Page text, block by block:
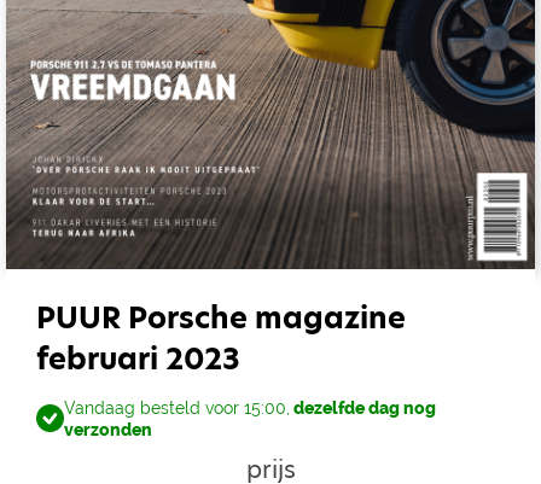
PUUR Porsche magazine
februari 2023
Vandaag besteld voor 15:00, dezelfde dag nog
verzonden
prijs